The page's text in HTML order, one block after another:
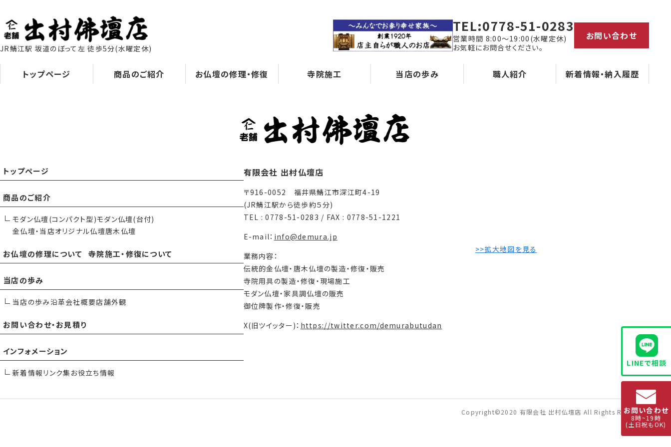
JR鯖江駅 坂道のぼって左 徒歩5分(水曜定休)
TEL:0778-51-0283
営業時間 8:00～19:00(水曜定休)
お気軽にお問合せください。
お問い合わせ
トップページ 商品のご紹介 お仏壇の修理・修復 寺院施工 当店の歩み 職人紹介 新着情報・納入履歴
LINEで相談
お問い合わせ
8時~19時
(土日祝もOK)
トップページ
商品のご紹介
モダン仏壇(コンパクト型)モダン仏壇(台付)
金仏壇・当店オリジナル仏壇唐木仏壇
お仏壇の修理について 寺院施工・修復について
当店の歩み
当店の歩み沿革会社概要店舗外観
お問い合わせ・お見積り
インフォメーション
新着情報 リンク集 お役立ち情報
有限会社 出村仏壇店
〒916-0052 福井県鯖江市深江町4-19
(JR鯖江駅から徒歩約５分)
TEL : 0778-51-0283 / FAX : 0778-51-1221
E-mail： info@demura.jp
業務内容：
伝統的金仏壇・唐木仏壇の製造・修復・販売
寺院用具の製造・修復・現場施工
モダン仏壇・家具調仏壇の販売
御位牌製作・修復・販売
X(旧ツイッター)： https://twitter.com/demurabutudan
>>拡大地図を見る
Copyright©2020 有限会社 出村仏壇店 All Rights Reserved.